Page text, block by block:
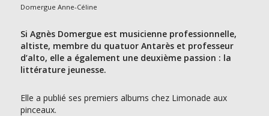
Domergue Anne-Céline
Si Agnès Domergue est musicienne professionnelle,
altiste, membre du quatuor Antarès et professeur
d’alto, elle a également une deuxième passion : la
littérature jeunesse.
Elle a publié ses premiers albums chez Limonade aux
pinceaux.